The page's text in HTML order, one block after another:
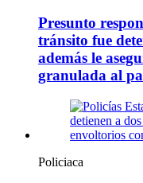
Presunto
tránsito fue
además le
granulada al
Policiaca